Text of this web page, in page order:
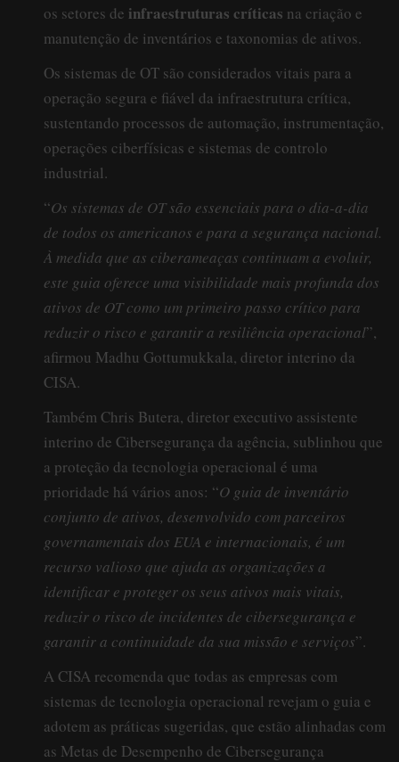
os setores de infraestruturas críticas na criação e
manutenção de inventários e taxonomias de ativos.
Os sistemas de OT são considerados vitais para a
operação segura e fiável da infraestrutura crítica,
sustentando processos de automação, instrumentação,
operações ciberfísicas e sistemas de controlo
industrial.
“Os sistemas de OT são essenciais para o dia-a-dia
de todos os americanos e para a segurança nacional.
À medida que as ciberameaças continuam a evoluir,
este guia oferece uma visibilidade mais profunda dos
ativos de OT como um primeiro passo crítico para
reduzir o risco e garantir a resiliência operacional”,
afirmou Madhu Gottumukkala, diretor interino da
CISA.
Também Chris Butera, diretor executivo assistente
interino de Cibersegurança da agência, sublinhou que
a proteção da tecnologia operacional é uma
prioridade há vários anos: “O guia de inventário
conjunto de ativos, desenvolvido com parceiros
governamentais dos EUA e internacionais, é um
recurso valioso que ajuda as organizações a
identificar e proteger os seus ativos mais vitais,
reduzir o risco de incidentes de cibersegurança e
garantir a continuidade da sua missão e serviços”.
A CISA recomenda que todas as empresas com
sistemas de tecnologia operacional revejam o guia e
adotem as práticas sugeridas, que estão alinhadas com
as Metas de Desempenho de Cibersegurança